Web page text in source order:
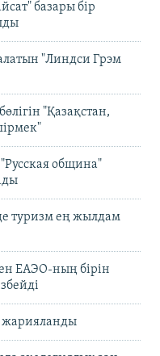
базары бір
"Линдси Грэм
"Қазақстан,
община"
туризм ең жылдам
ЕАЭО-ның бірін
жарияланды